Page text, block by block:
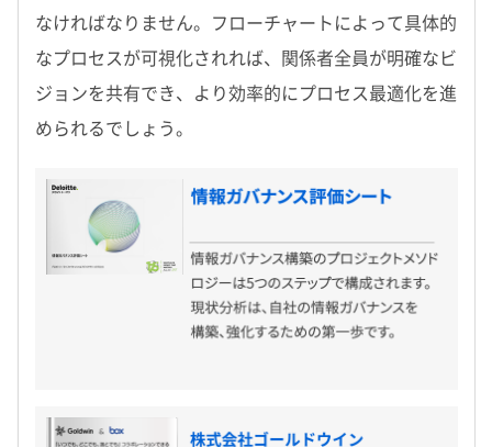
なければなりません。フローチャートによって具体的
なプロセスが可視化されれば、関係者全員が明確なビ
ジョンを共有でき、より効率的にプロセス最適化を進
められるでしょう。